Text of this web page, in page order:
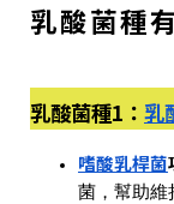
乳酸菌種
乳酸菌種1： 乳
嗜酸乳桿菌
菌，幫助維